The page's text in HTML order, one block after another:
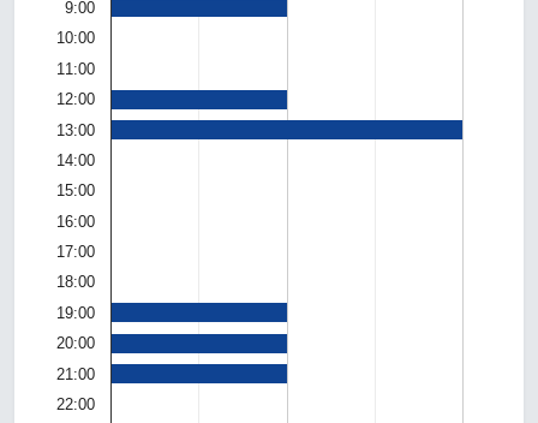
9:00
10:00
11:00
12:00
13:00
14:00
15:00
16:00
17:00
18:00
19:00
20:00
21:00
22:00